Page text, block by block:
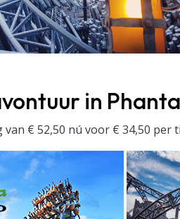
in
van € 52,50 nú voor € 34,50 per